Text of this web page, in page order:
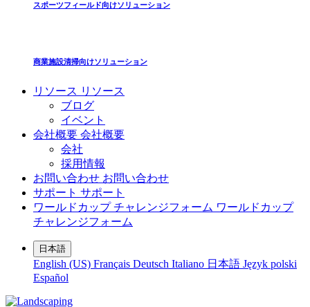
スポーツフィールド向けソリューション
商業施設清掃向けソリューション
リソース リソース
ブログ
イベント
会社概要 会社概要
会社
採用情報
お問い合わせ お問い合わせ
サポート サポート
ワールドカップ チャレンジフォーム ワールドカップ
チャレンジフォーム
日本語
English (US) Français Deutsch Italiano 日本語 Język polski
Español